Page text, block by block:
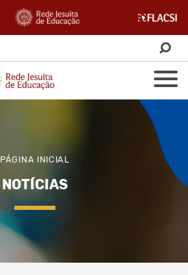
PÁGINA INICIAL
NOTÍCIAS